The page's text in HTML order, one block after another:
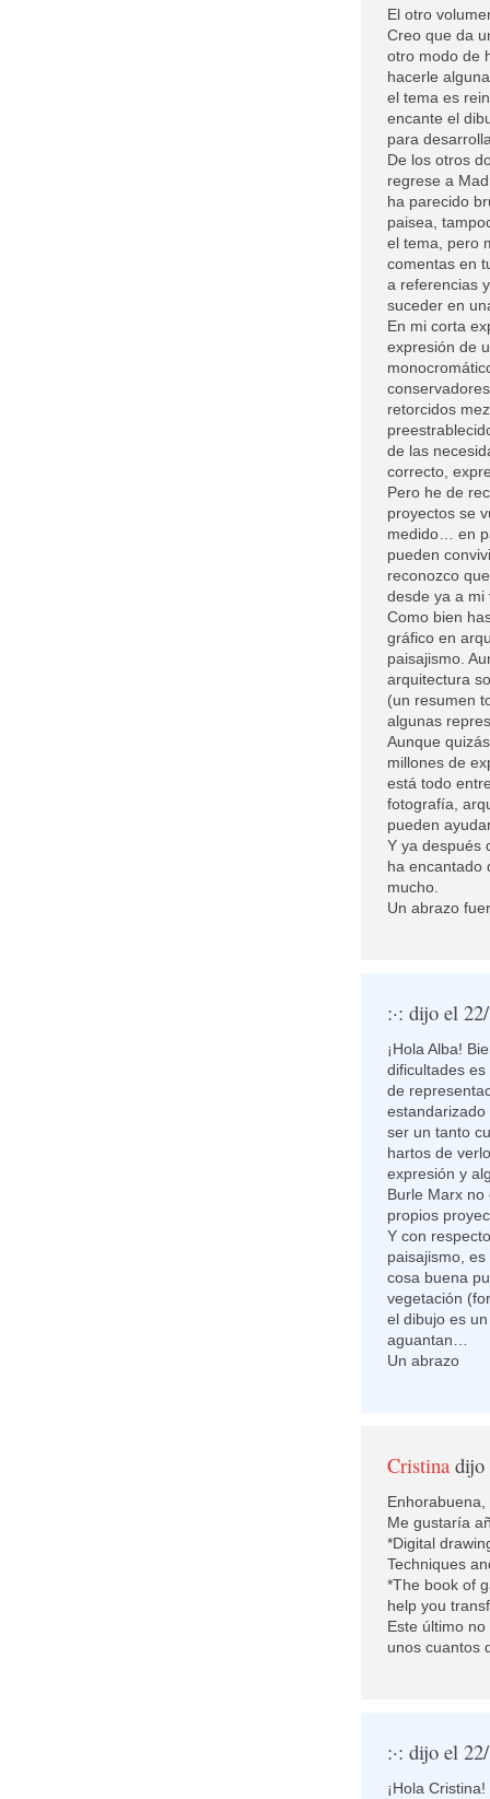
El otro
Creo que da
otro modo de
hacerle
el tema es
encante el
para
De los otros
regrese a
ha parecido
paisea,
el tema, pero
comentas en
a referencias
suceder en
En mi corta
expresión de
retorcidos
de las
correcto,
Pero he de
proyectos se
medido… en
pueden
reconozco
desde ya a mi
Como bien
gráfico en
paisajismo.
arquitectura
(un resumen
algunas
Aunque
millones de
está todo
fotografía,
pueden
Y ya después
ha encantado
mucho.
Un abrazo
:·: dijo el
¡Hola Alba!
dificultades
de
ser un tanto
hartos de
expresión y
Burle Marx
propios
Y con
paisajismo,
cosa buena
vegetación
el dibujo es
aguantan…
Un abrazo
Cristina dijo
Me gustaría
*Digital
Techniques
*The book of
help you
Este último
unos cuantos
:·: dijo el
¡Hola